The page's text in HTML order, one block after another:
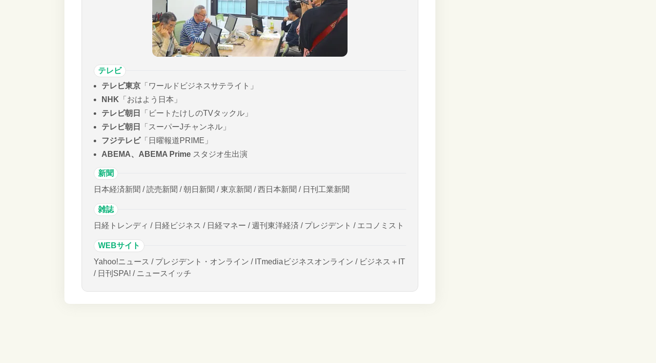
テレビ
テレビ東京 「ワールドビジネスサテライト」
NHK 「おはよう日本」
テレビ朝日
「ビートたけしのTVタックル」
テレビ朝日
「スーパーJチャンネル」
フジテレビ「日曜報道PRIME」
ABEMA、ABEMA Prime スタジオ生出演
新聞
日本経済新聞 / 読売新聞 / 朝日新聞 / 東京新聞 / 西日本新聞 / 日刊工業新聞
雑誌
日経トレンディ / 日経ビジネス / 日経マネー / 週刊東洋経済 / プレジデント / エコノミスト
WEBサイト
Yahoo!ニュース / プレジデント・オンライン / ITmediaビジネスオンライン / ビジネス＋IT
/ 日刊SPA! / ニュースイッチ